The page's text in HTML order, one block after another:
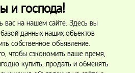
и господа!
вас на нашем сайте. Здесь вы
данных наших объектов
собственное объявление.
чтобы сэкономить ваше время,
купить, продать и обменять